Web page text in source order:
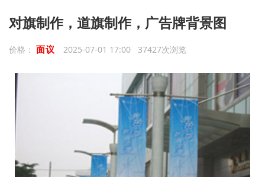
对旗制作，道旗制作，广告牌背景图
价格： 面议 2025-07-01 17:00 37427次浏览